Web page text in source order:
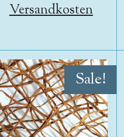
Versandkosten
Sale!